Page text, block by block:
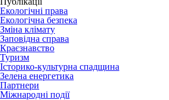
Екологічні права
Екологічна безпека
Зміна клімату
Заповідна справа
Краєзнавство
Туризм
Історико-культурна спадщина
Зелена енергетика
Партнери
Міжнародні події